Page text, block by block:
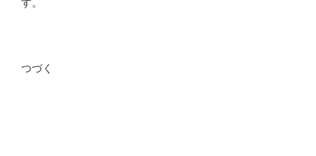
つづく